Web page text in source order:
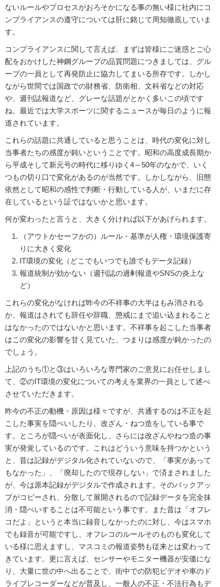
ないルールやプロセスがおろそかになる事の無い様に社内にコ
ンプライアンスの遵守については肝に銘じて周知徹底していま
す。
コンプライアンスに関して言えば、まずは皆様にご迷惑とご心
配をおかけした神鋼グループの品質問題につきましては、グル
ープの一員として再発防止に協力してまいる所存です。しかし
ながら世間では国政での財務省、防衛相、文科省などの対応
や、週刊誌報道など、グレーな話題がとかく多いこの頃です
ね。最近では大学スポーツに関するニュースが毎日のように報
道されています。
これらの話題に共通していると思うことは、時代の変化に対し
当事者たちの感度が鈍いということです。昭和の高度成長期か
ら平成そして新元号の時代に移りゆく4～50年のなかで、いく
つもの切り口で変化があるのが当然です。しかしながら、旧態
依然として昭和の感性で判断・行動している人が、いまだに存
在しているという証ではないかと思います。
何が変わったと言うと、大きく分ければ以下があげられます。
（アウトかセーフかの）ルール・基準が人権・環境保護寄
りに大きく変化
IT環境の変化（どこでもいつでも誰でもデータ記録）
報道統制が効かない（週刊誌の過剰報道やSNSの炎上な
ど）
これらの変化がなければ昨今の不祥事の大半はもみ消される
か、報道はされても辞任や辞職、懲戒にまで追い込まれること
はなかったのではないかと思います。不祥事を起こした当事者
はこの変化の影響を甘く見ていた、つまりは感度が鈍かったの
でしょう。
上記のうち①と③はいろいろな専門家のご意見にお任せしまし
て、②のIT環境の変化についての考えを業界の一員として述べ
させていただきます。
昨今の不正の動機・原因は様々ですが、共通するのは不正を起
こした事実を隠ぺいしたり、改ざん・ねつ造をしている事で
す。ところが隠ぺいが表面化し、さらには改ざんやねつ造の事
実が発覚しているのです。これはどういう意味を持つかという
と、昔は記録がデジタル化されていないので、「事実があって
もなかった」、「廃却したので現存しない」で済まされました
が、今は原本記録がデジタルで作成されます。そのバックアッ
プがコピーされ、分散して展開されるので記録データを完全抹
消・隠ぺいすることは不可能という事です。また昔は「オフレ
コだよ」というと本当に録音しなかったのに対し、今はスマホ
でも録音が可能ですし、オフレコのルールそのものも変化して
いる様に思えますし、マスコミの報道姿勢も従来とは変わって
きています。更に言えば、センサーやモニター機器が安価にな
り、大量に世の中へ出ることで、街中での防犯ビデオや車のド
ライブレコーダーなどが普及し、一般人の不正・不法行為もデ